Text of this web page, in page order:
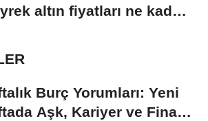
altın fiyatları ne kadar
Burç Yorumları: Yeni
Aşk, Kariyer ve Finans